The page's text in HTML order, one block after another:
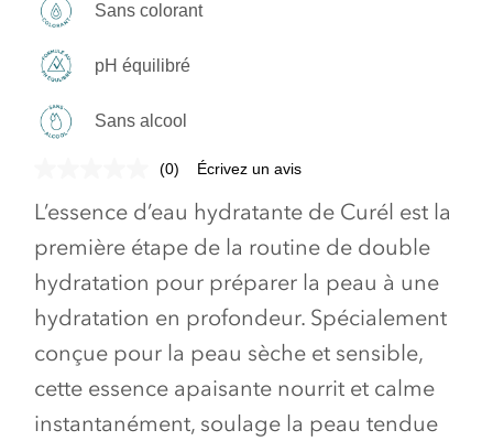
Sans colorant
pH équilibré
Sans alcool
(0) Écrivez un avis
L’essence d’eau hydratante de Curél est la
première étape de la routine de double
hydratation pour préparer la peau à une
hydratation en profondeur. Spécialement
conçue pour la peau sèche et sensible,
cette essence apaisante nourrit et calme
instantanément, soulage la peau tendue